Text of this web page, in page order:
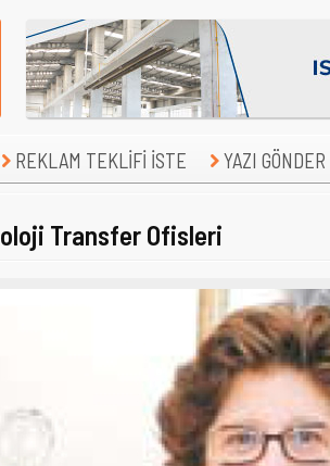
REKLAM TEKLİFİ İSTE YAZI GÖNDER
Transfer Ofisleri